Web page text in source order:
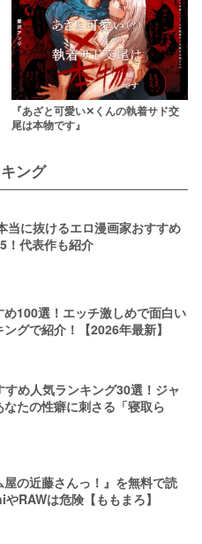
『あざと可愛い✕くんの執着サド交
尾は本物です』
ング
当に抜けるエロ漫画家おすすめ
！代表作も紹介
め100選！エッチ激しめで面白い
グで紹介！【2026年最新】
すめ人気ランキング30選！ジャ
なたの性癖に刺さる「寝取ら
の近藤さんっ！』を無料で読
RAWは危険【ももまろ】